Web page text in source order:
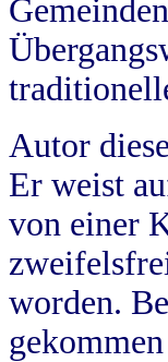
Autor
Er weist
von einer
worden.